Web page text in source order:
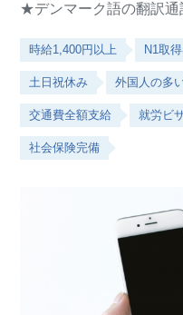
★デンマーク語の翻訳通
時給1,400円以上 N1取
土日祝休み 外国人の多
交通費全額支給 就労ビ
社会保険完備